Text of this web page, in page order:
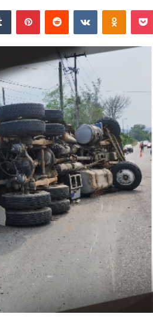
Tumblr PinterestReddit VKontakte